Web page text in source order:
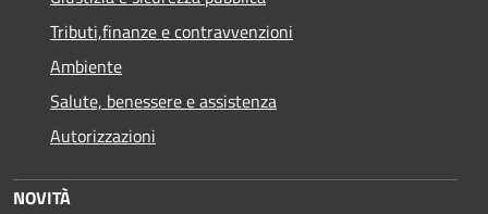
Tributi,finanze e contravvenzioni
Ambiente
Salute, benessere e assistenza
Autorizzazioni
NOVITÀ